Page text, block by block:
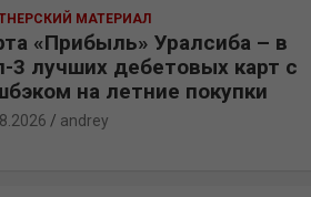
МАТЕРИАЛ
«Прибыль» Уралсиба – в
3 лучших дебетовых карт с
на летние покупки
andrey